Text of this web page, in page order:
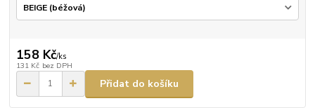
158 Kč/ks
131 Kč bez DPH
Přidat do košíku